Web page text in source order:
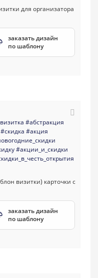
заказать дизайн
по шаблону
#абстракция
#скидка #акция
#акции_и_скидки
заказать дизайн
по шаблону